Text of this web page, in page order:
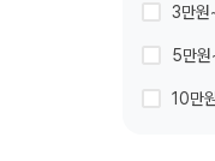
3만원
5만원
10만